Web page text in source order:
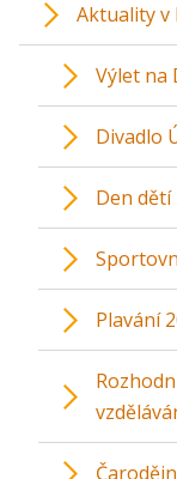
Aktuality v
Výlet na
Divadlo
Den dětí
Plavání